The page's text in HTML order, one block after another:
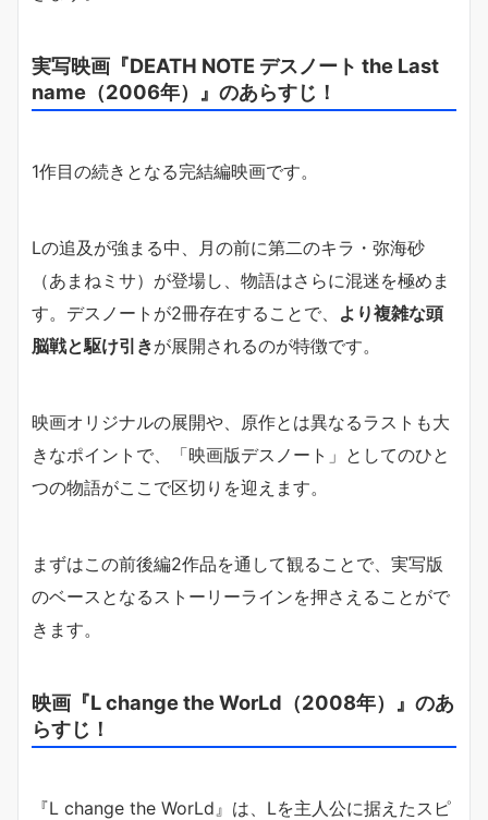
実写映画『DEATH NOTE デスノート the Last
name（2006年）』のあらすじ！
1作目の続きとなる完結編映画です。
Lの追及が強まる中、月の前に第二のキラ・弥海砂
（あまねミサ）が登場し、物語はさらに混迷を極めま
す。デスノートが2冊存在することで、 より複雑な頭
脳戦と駆け引きが展開されるのが特徴です。
映画オリジナルの展開や、原作とは異なるラストも大
きなポイントで、「映画版デスノート」としてのひと
つの物語がここで区切りを迎えます。
まずはこの前後編2作品を通して観ることで、実写版
のベースとなるストーリーラインを押さえることがで
きます。
映画『L change the WorLd（2008年）』のあ
らすじ！
『L change the WorLd』は、Lを主人公に据えたスピ